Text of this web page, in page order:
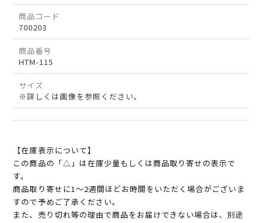
商品コード
700203
商品番号
HTM-115
サイズ
※詳しくは画像を参照ください。
【在庫表示について】
この商品の「△」は在庫少量もしくは商品取り寄せの表示で
す。
商品取り寄せに1～2週間ほどお時間をいただく場合がございま
すので予めご了承ください。
また、売り切れ等の理由で商品をお届けできない場合は、別途